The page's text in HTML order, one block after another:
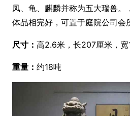
凤、龟、麒麟并称为五大瑞兽。
体品相完好，可置于庭院公司会
尺寸： 高2.6米，长207厘米，
重量： 约18吨